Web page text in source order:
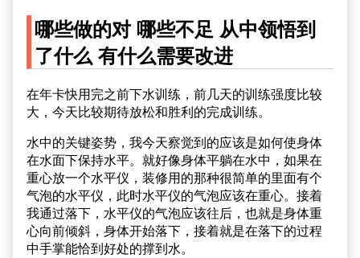
哪些做的对 哪些不足 从中领悟到
了什么 有什么需要改进
在年卡快用完之前下水训练，前几天的训练强度比较
大，今天比较期待放松和胜利的完成训练。
水中的关键姿势，我今天察觉到的应该是如何使身体
在水面下保持水平。就好像身体平躺在水中，如果在
重心放一个水平仪，装修用的那种很简单的里面有个
气泡的水平仪，此时水平仪的气泡应该在重心。接着
我通过落下，水平仪的气泡应该往后，也就是身体重
心向前倾斜，身体开始落下，接着就是在落下的过程
中手掌能恰到好处的撑到水。